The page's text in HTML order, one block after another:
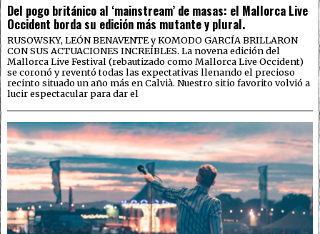
Del pogo británico al ‘mainstream’ de masas: el Mallorca Live
Occident borda su edición más mutante y plural.
RUSOWSKY, LEÓN BENAVENTE y KOMODO GARCÍA BRILLARON
CON SUS ACTUACIONES INCREÍBLES. La novena edición del
Mallorca Live Festival (rebautizado como Mallorca Live Occident)
se coronó y reventó todas las expectativas llenando el precioso
recinto situado un año más en Calvià. Nuestro sitio favorito volvió a
lucir espectacular para dar el